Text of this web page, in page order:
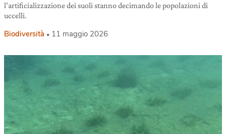
l’artificializzazione dei suoli stanno decimando le popolazioni di
uccelli.
Biodiversità 11 maggio 2026